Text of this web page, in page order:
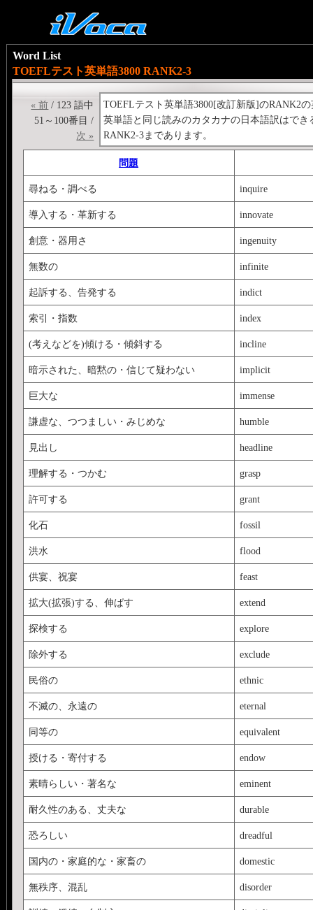
Word List
TOEFLテスト英単語3800 RANK2-3
TOEFLテスト英単語3800[改訂新版]のRANK2
英単語と同じ読みのカタカナの日本語訳はでき
RANK2-3まであります。
« 前 / 123 語中
51～100番目 /
次 »
問題
尋ねる・調べる inquire
導入する・革新する innovate
創意・器用さ ingenuity
無数の infinite
起訴する、告発する indict
索引・指数 index
(考えなどを)傾ける・傾斜する incline
暗示された、暗黙の・信じて疑わない implicit
巨大な immense
謙虚な、つつましい・みじめな humble
見出し headline
理解する・つかむ grasp
許可する grant
化石 fossil
洪水 flood
供宴、祝宴 feast
拡大(拡張)する、伸ばす extend
探検する explore
除外する exclude
民俗の ethnic
不滅の、永遠の eternal
同等の equivalent
授ける・寄付する endow
素晴らしい・著名な eminent
耐久性のある、丈夫な durable
恐ろしい dreadful
国内の・家庭的な・家畜の domestic
無秩序、混乱 disorder